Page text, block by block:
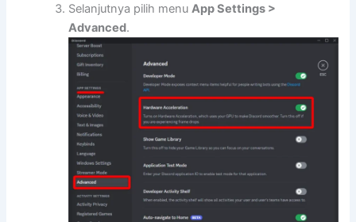
Selanjutnya pilih menuApp Settings >
Advanced.